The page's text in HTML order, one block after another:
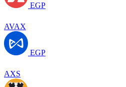
EGP
AVAX
EGP
AXS